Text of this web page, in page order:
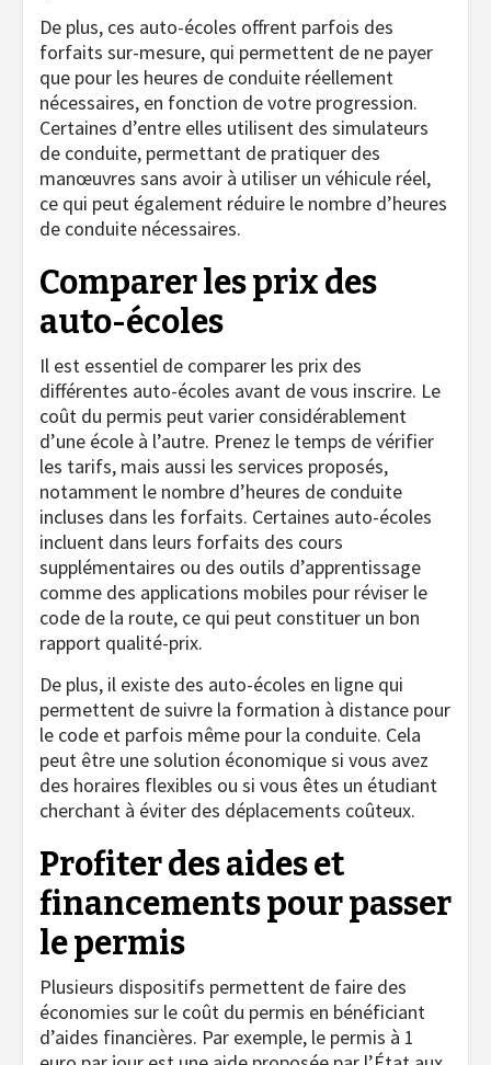
De plus, ces auto-écoles offrent parfois des
forfaits sur-mesure, qui permettent de ne payer
que pour les heures de conduite réellement
nécessaires, en fonction de votre progression.
Certaines d’entre elles utilisent des simulateurs
de conduite, permettant de pratiquer des
manœuvres sans avoir à utiliser un véhicule réel,
ce qui peut également réduire le nombre d’heures
de conduite nécessaires.
Comparer les prix des
auto-écoles
Il est essentiel de comparer les prix des
différentes auto-écoles avant de vous inscrire. Le
coût du permis peut varier considérablement
d’une école à l’autre. Prenez le temps de vérifier
les tarifs, mais aussi les services proposés,
notamment le nombre d’heures de conduite
incluses dans les forfaits. Certaines auto-écoles
incluent dans leurs forfaits des cours
supplémentaires ou des outils d’apprentissage
comme des applications mobiles pour réviser le
code de la route, ce qui peut constituer un bon
rapport qualité-prix.
De plus, il existe des auto-écoles en ligne qui
permettent de suivre la formation à distance pour
le code et parfois même pour la conduite. Cela
peut être une solution économique si vous avez
des horaires flexibles ou si vous êtes un étudiant
cherchant à éviter des déplacements coûteux.
Profiter des aides et
financements pour passer
le permis
Plusieurs dispositifs permettent de faire des
économies sur le coût du permis en bénéficiant
d’aides financières. Par exemple, le permis à 1